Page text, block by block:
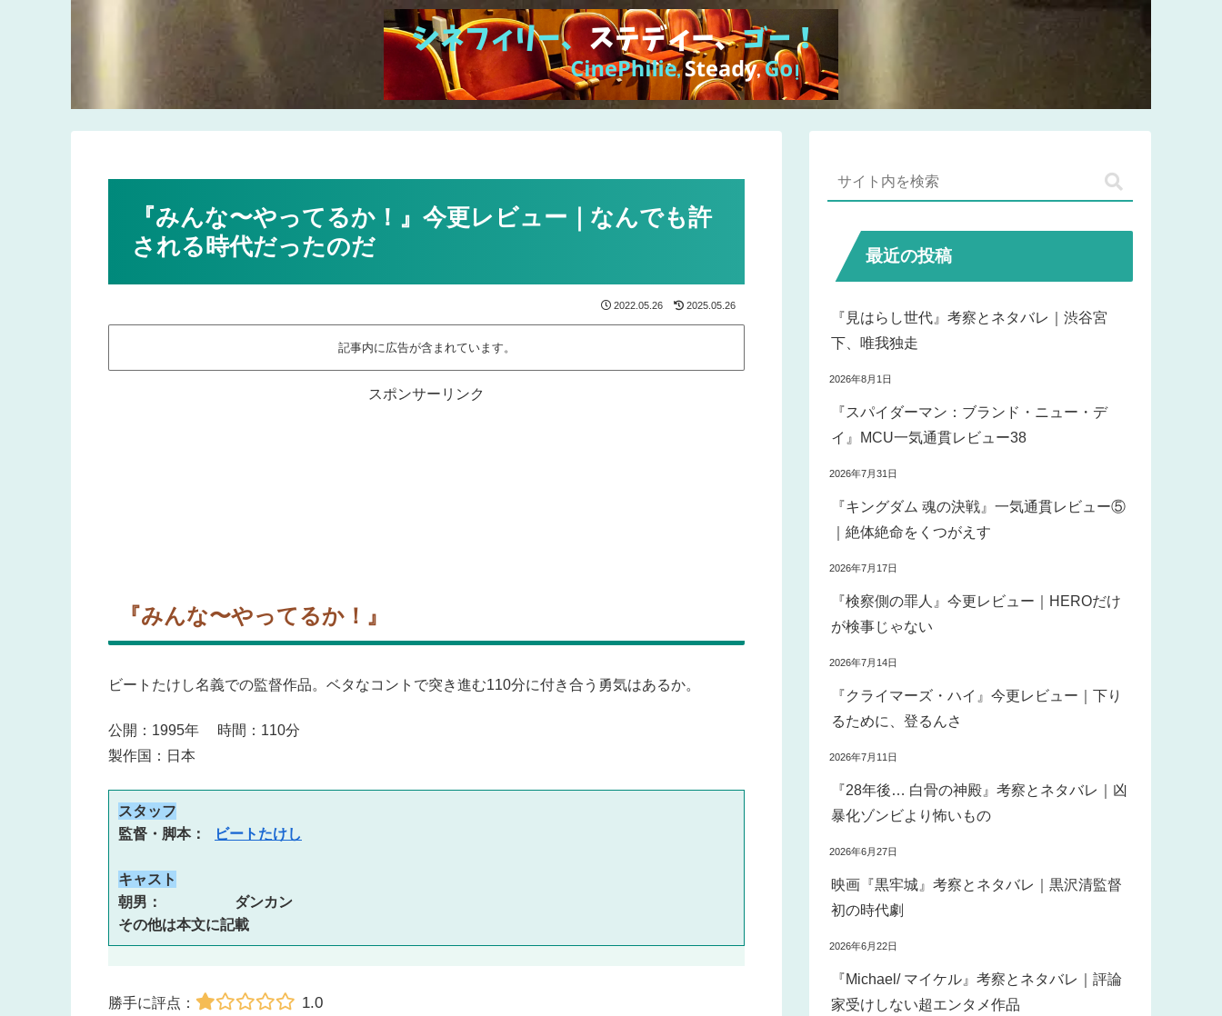
『みんな〜やってるか！』今更レビュー｜なんでも許
される時代だったのだ
2022.05.26 2025.05.26
記事内に広告が含まれています。
スポンサーリンク
『みんな〜やってるか！』
ビートたけし名義での監督作品。ベタなコントで突き進む110分に付き合う勇気はあるか。
公開：1995年 時間：110分
製作国：日本
スタッフ
監督・脚本：
ビートたけし
キャスト
朝男：　　　　　ダンカン
その他は本文に記載
勝手に評点： 1.0
最近の投稿
『見はらし世代』考察とネタバレ｜渋谷宮
下、唯我独走
2026年8月1日
『スパイダーマン：ブランド・ニュー・デ
イ』MCU一気通貫レビュー38
2026年7月31日
『キングダム 魂の決戦』一気通貫レビュー⑤
｜絶体絶命をくつがえす
2026年7月17日
『検察側の罪人』今更レビュー｜HEROだけ
が検事じゃない
2026年7月14日
『クライマーズ・ハイ』今更レビュー｜下り
るために、登るんさ
2026年7月11日
『28年後… 白骨の神殿』考察とネタバレ｜凶
暴化ゾンビより怖いもの
2026年6月27日
映画『黒牢城』考察とネタバレ｜黒沢清監督
初の時代劇
2026年6月22日
『Michael/ マイケル』考察とネタバレ｜評論
家受けしない超エンタメ作品